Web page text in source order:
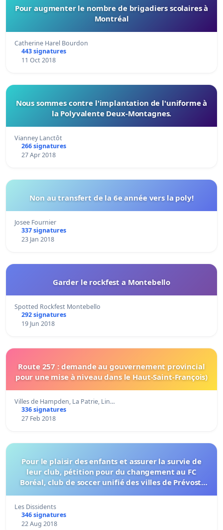
Pour augmenter le nombre de brigadiers scolaires à
Montréal
Catherine Harel Bourdon
443 signatures
11 Oct 2018
Nous sommes contre l'implantation de l'uniforme à
la Polyvalente Deux-Montagnes.
Vianney Lanctôt
266 signatures
27 Apr 2018
Non au transfert de la 6e année vers la poly!
Josee Fournier
337 signatures
23 Jan 2018
Garder le rockfest a Montebello
Spotted Rockfest Montebello
292 signatures
19 Jun 2018
Route 257 : demande au gouvernement provincial
pour une mise à niveau dans le Haut-Saint-François)
Villes de Hampden, La Patrie, Lin…
336 signatures
27 Feb 2018
Pour le plaisir des enfants et assurer la survie de
leur club, pétition pour du changement au FC
Boréal, club de soccer unifié des villes de Prévost,
Les Dissidents
346 signatures
22 Aug 2018